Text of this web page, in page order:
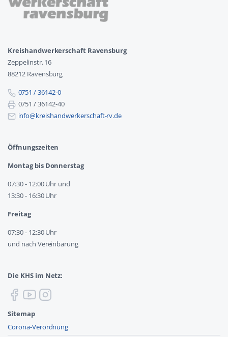
Kreishandwerkerschaft Ravensburg
Zeppelinstr. 16
88212 Ravensburg
0751 / 36142-0
0751 / 36142-40
info@kreishandwerkerschaft-rv.de
Öffnungszeiten
Montag bis Donnerstag
07:30 - 12:00 Uhr und
13:30 - 16:30 Uhr
Freitag
07:30 - 12:30 Uhr
und nach Vereinbarung
Die KHS im Netz:
Sitemap
Corona-Verordnung